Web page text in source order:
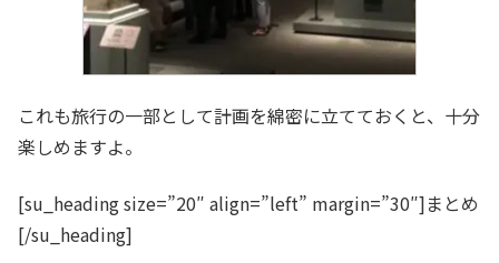
これも旅行の一部として計画を綿密に立てておくと、十分
楽しめますよ。
[su_heading size=”20″ align=”left” margin=”30″]まとめ
[/su_heading]